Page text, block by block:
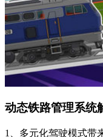
动态铁路管理系统
1、多元化驾驶模式带